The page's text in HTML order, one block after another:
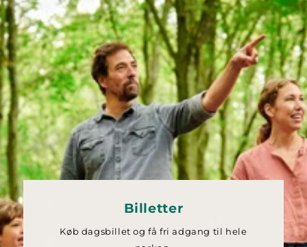
Billetter
Køb dagsbillet og få fri adgang til hele